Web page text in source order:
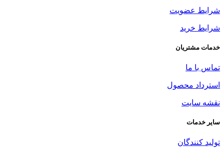
شرایط عضویت
شرایط خرید
خدمات مشتریان
تماس با ما
استرداد محصول
نقشه سایت
سایر خدمات
تولید کنندگان